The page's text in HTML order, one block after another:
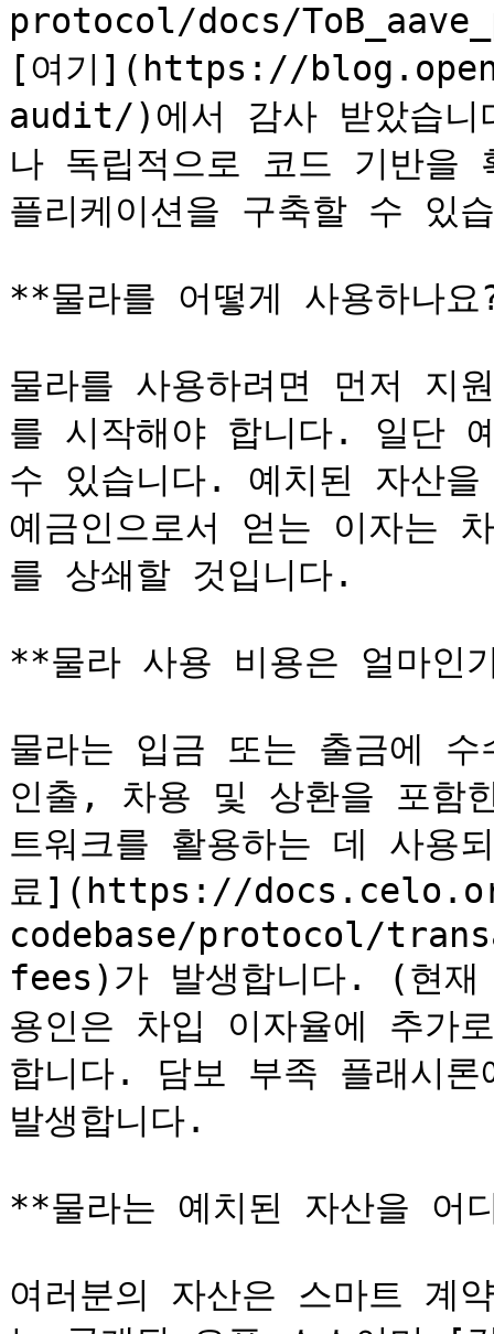
protocol/docs/
[여기](https://
audit/)에서 감사 받았습니
나 독립적으로 코드 기반을
플리케이션을 구축할 수 있
**물라를 어떻게 사용하나
물라를 사용하려면 먼저 지
를 시작해야 합니다. 일단
수 있습니다. 예치된 자산
예금인으로서 얻는 이자는
를 상쇄할 것입니다.
**물라 사용 비용은 얼마인
물라는 입금 또는 출금에
인출, 차용 및 상환을 포함
트워크를 활용하는 데 사용
료](https://
codebase/protocol/
fees)가 발생합니다. (현
용인은 차입 이자율에 추가
합니다. 담보 부족 플래시
발생합니다.
**물라는 예치된 자산을 어
여러분의 자산은 스마트 계